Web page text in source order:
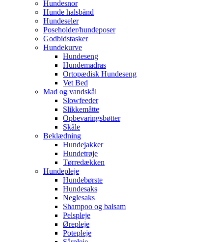
Hundesnor
Hunde halsbånd
Hundeseler
Poseholder/hundeposer
Godbidstasker
Hundekurve
Hundeseng
Hundemadras
Ortopædisk Hundeseng
Vet Bed
Mad og vandskål
Slowfeeder
Slikkemåtte
Opbevaringsbøtter
Skåle
Beklædning
Hundejakker
Hundetrøje
Tørredækken
Hundepleje
Hundebørste
Hundesaks
Neglesaks
Shampoo og balsam
Pelspleje
Ørepleje
Potepleje